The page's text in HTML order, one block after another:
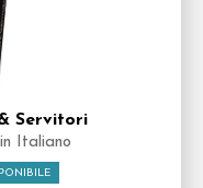
Servitori
Italiano